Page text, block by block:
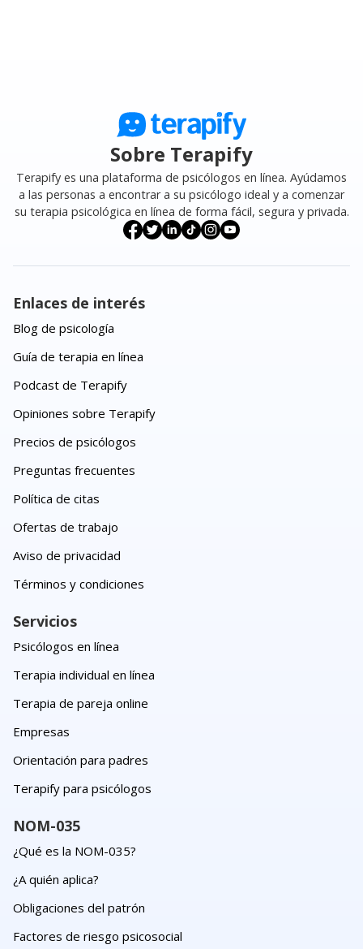
Sobre Terapify
Terapify es una plataforma de psicólogos en línea. Ayúdamos
a las personas a encontrar a su psicólogo ideal y a comenzar
su terapia psicológica en línea de forma fácil, segura y privada.
Enlaces de interés
Blog de psicología
Guía de terapia en línea
Podcast de Terapify
Opiniones sobre Terapify
Precios de psicólogos
Preguntas frecuentes
Política de citas
Ofertas de trabajo
Aviso de privacidad
Términos y condiciones
Servicios
Psicólogos en línea
Terapia individual en línea
Terapia de pareja online
Empresas
Orientación para padres
Terapify para psicólogos
NOM-035
¿Qué es la NOM-035?
¿A quién aplica?
Obligaciones del patrón
Factores de riesgo psicosocial